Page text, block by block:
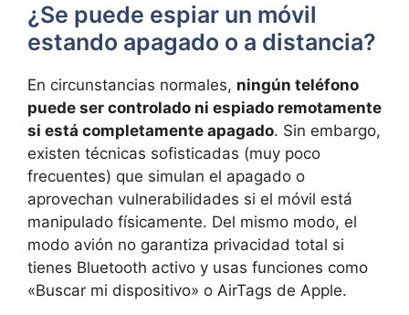
¿Se puede espiar un móvil
estando apagado o a distancia?
En circunstancias normales, ningún teléfono
puede ser controlado ni espiado remotamente
si está completamente apagado. Sin embargo,
existen técnicas sofisticadas (muy poco
frecuentes) que simulan el apagado o
aprovechan vulnerabilidades si el móvil está
manipulado físicamente. Del mismo modo, el
modo avión no garantiza privacidad total si
tienes Bluetooth activo y usas funciones como
«Buscar mi dispositivo» o AirTags de Apple.